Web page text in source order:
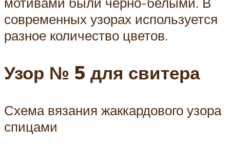
современных узорах используется
разное количество цветов.
Узор № 5 для свитера
Схема вязания жаккардового узора
спицами